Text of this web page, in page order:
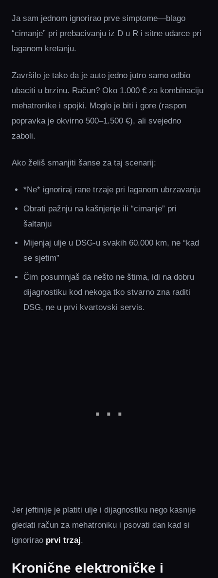
Ja sam jednom ignorirao prve simptome—blago
“cimanje” pri prebacivanju iz D u R i sitne udarce pri
laganom kretanju.
Završilo je tako da je auto jedno jutro samo odbio
ubaciti u brzinu. Račun? Oko 1.000 € za kombinaciju
mehatronike i spojki. Moglo je biti i gore (raspon
popravka je okvirno 500–1.500 €), ali svejedno
zaboli.
Ako želiš smanjiti šanse za taj scenarij:
*Ne* ignoriraj rane trzaje pri laganom ubrzavanju
Obrati pažnju na kašnjenje ili “cimanje” pri
šaltanju
Mijenjaj ulje u DSG-u svakih 60.000 km, ne “kad
se sjetim”
Čim posumnjaš da nešto ne štima, idi na dobru
dijagnostiku kod nekoga tko stvarno zna raditi
DSG, ne u prvi kvartovski servis.
Jer jeftinije je platiti ulje i dijagnostiku nego kasnije
gledati račun za mehatroniku i psovati dan kad si
ignorirao prvi trzaj.
Kronične elektroničke i